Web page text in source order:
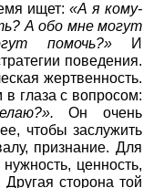
ищет: «А я кому-
А обо мне могут
помочь?»И
поведения.
жертвенность.
в глаза с вопросом:
Он очень
чтобы заслужить
признание. Для
ценность,
Другая сторона той